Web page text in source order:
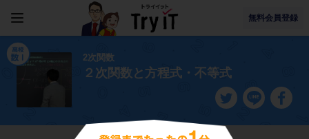
無料会員登録
2次関数
２次関数と方程式・不等式